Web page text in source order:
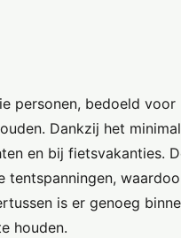
personen, bedoeld voor
Dankzij het
en bij fietsvakanties.
tentspanningen,
is er genoeg
houden.